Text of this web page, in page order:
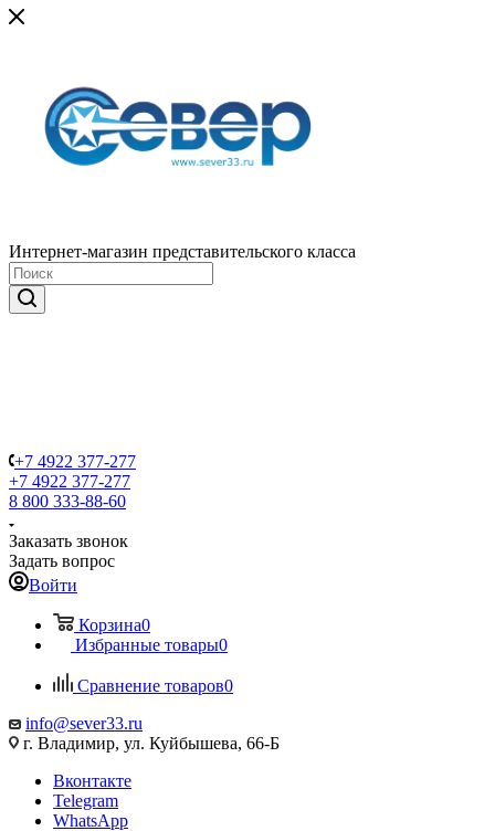
Интернет-магазин представительского класса
+7 4922 377-277
+7 4922 377-277
8 800 333-88-60
Заказать звонок
Задать вопрос
Войти
Корзина0
Избранные товары0
Сравнение товаров0
info@sever33.ru
г. Владимир, ул. Куйбышева, 66-Б
Вконтакте
Telegram
WhatsApp